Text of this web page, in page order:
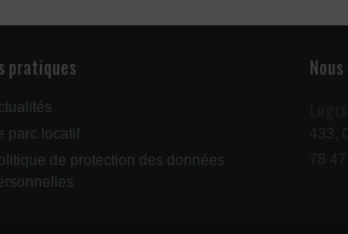
pratiques
parc locatif
de protection des données
78